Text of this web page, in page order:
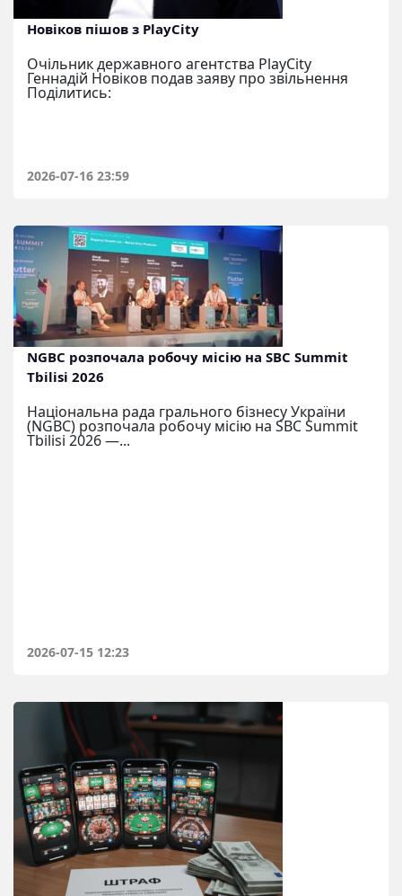
Новіков пішов з PlayCity
Очільник державного агентства PlayCity
Геннадій Новіков подав заяву про звільнення
Поділитись:
2026-07-16 23:59
NGBC розпочала робочу місію на SBC Summit
Tbilisi 2026
Національна рада грального бізнесу України
(NGBC) розпочала робочу місію на SBC Summit
Tbilisi 2026 —...
2026-07-15 12:23